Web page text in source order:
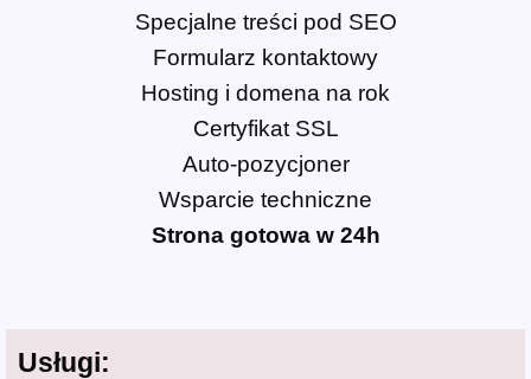
Specjalne treści pod SEO
Formularz kontaktowy
Hosting i domena na rok
Certyfikat SSL
Auto-pozycjoner
Wsparcie techniczne
Strona gotowa w 24h
Usługi: